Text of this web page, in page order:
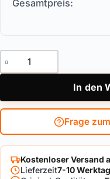
Gesamtpreis:
Terrassentür-
In den
Frage
Kostenloser Versand
Lieferzeit7-10